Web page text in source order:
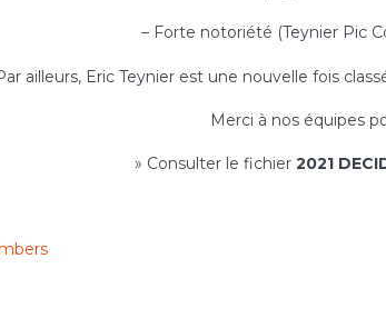
– Forte notoriété (Teynier Pic
ailleurs, Eric Teynier est une nouvelle fois
Merci à nos équipes
» Consulter le fichier2021